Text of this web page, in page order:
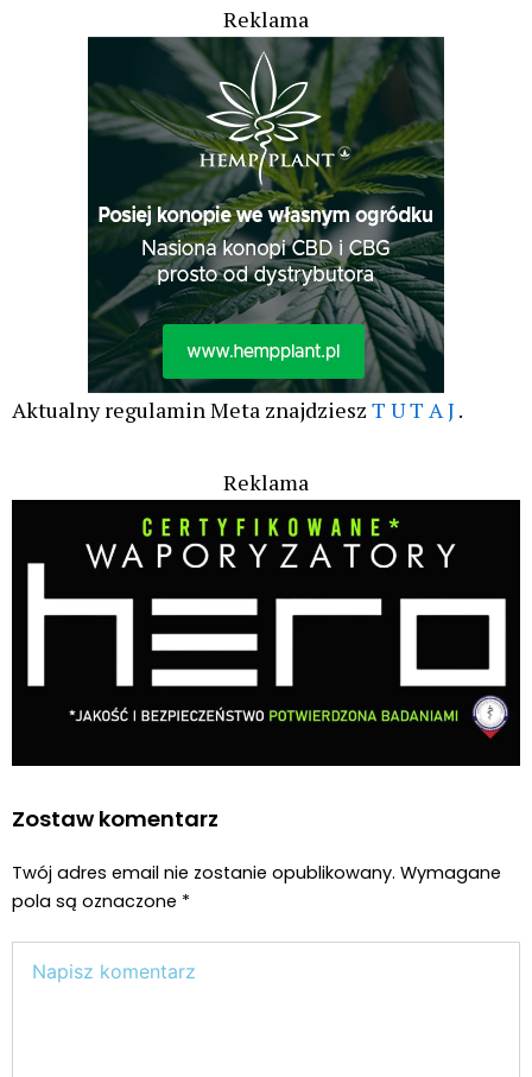
Reklama
Aktualny regulamin Meta znajdziesz T U T A J .
Reklama
Zostaw komentarz
Twój adres email nie zostanie opublikowany. Wymagane
pola są oznaczone *
tutaj..